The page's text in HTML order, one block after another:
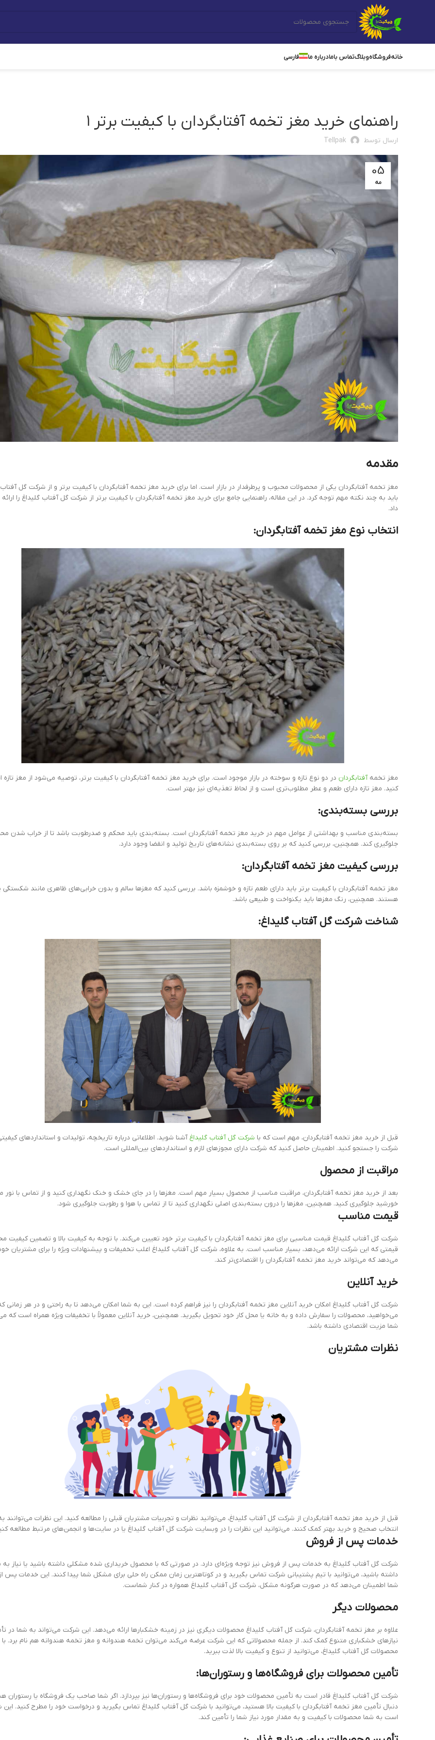
خانهفروشگاهوبلاگتماس بامادرباره ما فارسی
راهنمای خرید مغز تخمه آفتابگردان با کیفیت برتر ۱
ارسال توسط Tellpak
05
مه
مقدمه
مغز تخمه آفتابگردان یکی از محصولات محبوب و پرطرفدار در بازار است. اما برای خرید مغز تخمه آفتابگردان با کیفیت برتر و از شرکت گل آفتاب
باید به چند نکته مهم توجه کرد. در این مقاله، راهنمایی جامع برای خرید مغز تخمه آفتابگردان با کیفیت برتر از شرکت گل آفتاب گلیداغ را
داد.
انتخاب نوع مغز تخمه آفتابگردان:
مغز تخمهآفتابگردان در دو نوع تازه و سوخته در بازار موجود است. برای خرید مغز تخمه آفتابگردان با کیفیت برتر، توصیه می‌شود از مغز تازه
کنید. مغز تازه دارای طعم و عطر مطلوب‌تری است و از لحاظ تغذیه‌ای نیز بهتر است.
بررسی بسته‌بندی:
بسته‌بندی مناسب و بهداشتی از عوامل مهم در خرید مغز تخمه آفتابگردان است. بسته‌بندی باید محکم و ضدرطوبت باشد تا از خراب شدن
جلوگیری کند. همچنین، بررسی کنید که بر روی بسته‌بندی نشانه‌های تاریخ تولید و انقضا وجود دارد.
بررسی کیفیت مغز تخمه آفتابگردان:
مغز تخمه آفتابگردان با کیفیت برتر باید دارای طعم تازه و خوشمزه باشد. بررسی کنید که مغز‌ها سالم و بدون خرابی‌های ظاهری مانند
هستند. همچنین، رنگ مغز‌ها باید یکنواخت و طبیعی باشد.
شناخت شرکت گل آفتاب گلیداغ:
قبل از خرید مغز تخمه آفتابگردان، مهم است که با شرکت گل آفتاب گلیداغ آشنا شوید. اطلاعاتی درباره تاریخچه، تولیدات و استانداردهای
شرکت را جستجو کنید. اطمینان حاصل کنید که شرکت دارای مجوزهای لازم و استانداردهای بین‌المللی است.
مراقبت از محصول
بعد از خرید مغز تخمه آفتابگردان، مراقبت مناسب از محصول بسیار مهم است. مغز‌ها را در جای خشک و خنک نگهداری کنید و از تماس با نور
خورشید جلوگیری کنید. همچنین، مغز‌ها را درون بسته‌بندی اصلی نگهداری کنید تا از تماس با هوا و رطوبت جلوگیری شود.
قیمت مناسب
شرکت گل آفتاب گلیداغ قیمت مناسبی برای مغز تخمه آفتابگردان با کیفیت برتر خود تعیین می‌کند. با توجه به کیفیت بالا و تضمین کیفیت
قیمتی که این شرکت ارائه می‌دهد، بسیار مناسب است. به علاوه، شرکت گل آفتاب گلیداغ اغلب تخفیفات و پیشنهادات ویژه را برای مشتریان خود
می‌دهد که می‌تواند خرید مغز تخمه آفتابگردان را اقتصادی‌تر کند.
خرید آنلاین
شرکت گل آفتاب گلیداغ امکان خرید آنلاین مغز تخمه آفتابگردان را نیز فراهم کرده است. این به شما امکان می‌دهد تا به راحتی و در هر زمانی
می‌خواهید، محصولات را سفارش داده و به خانه یا محل کار خود تحویل بگیرید. همچنین، خرید آنلاین معمولاً با تخفیفات ویژه همراه است که
شما مزیت اقتصادی داشته باشد.
نظرات مشتریان
قبل از خرید مغز تخمه آفتابگردان از شرکت گل آفتاب گلیداغ، می‌توانید نظرات و تجربیات مشتریان قبلی را مطالعه کنید. این نظرات می‌توانند
انتخاب صحیح و خرید بهتر کمک کنند. می‌توانید این نظرات را در وبسایت شرکت گل آفتاب گلیداغ یا در سایت‌ها و انجمن‌های مرتبط مطالعه
خدمات پس از فروش
شرکت گل آفتاب گلیداغ به خدمات پس از فروش نیز توجه ویژه‌ای دارد. در صورتی که با محصول خریداری شده مشکلی داشته باشید یا نیاز به
داشته باشید، می‌توانید با تیم پشتیبانی شرکت تماس بگیرید و در کوتاهترین زمان ممکن راه حلی برای مشکل شما پیدا کنند. این خدمات پس
شما اطمینان می‌دهد که در صورت هرگونه مشکل، شرکت گل آفتاب گلیداغ همواره در کنار شماست.
محصولات دیگر
علاوه بر مغز تخمه آفتابگردان، شرکت گل آفتاب گلیداغ محصولات دیگری نیز در زمینه خشکبارها ارائه می‌دهد. این شرکت می‌تواند به شما در
نیازهای خشکباری متنوع کمک کند. از جمله محصولاتی که این شرکت عرضه می‌کند می‌توان تخمه هندوانه و مغز تخمه هندوانه هم نام برد. با
محصولات گل آفتاب گلیداغ، می‌توانید از تنوع و کیفیت بالا لذت ببرید.
تأمین محصولات برای فروشگاه‌ها و رستوران‌ها:
شرکت گل آفتاب گلیداغ قادر است به تأمین محصولات خود برای فروشگاه‌ها و رستوران‌ها نیز بپردازد. اگر شما صاحب یک فروشگاه یا رستوران
دنبال تأمین مغز تخمه آفتابگردان با کیفیت بالا هستید، می‌توانید با شرکت گل آفتاب گلیداغ تماس بگیرید و درخواست خود را مطرح کنید. این
است به شما محصولات با کیفیت و به مقدار مورد نیاز شما را تأمین کند.